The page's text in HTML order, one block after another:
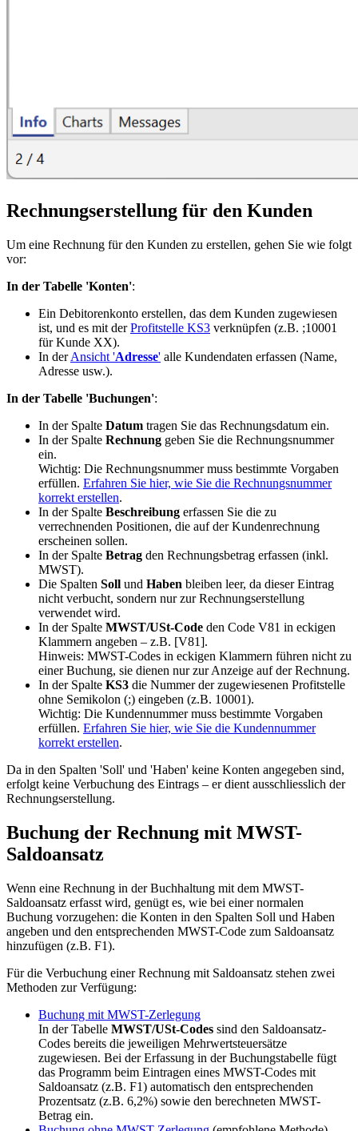
Rechnungserstellung für den Kunden
Um eine Rechnung für den Kunden zu erstellen, gehen Sie wie folgt
vor:
In der Tabelle 'Konten':
Ein Debitorenkonto erstellen, das dem Kunden zugewiesen
ist, und es mit derProfitstelle KS3 verknüpfen (z.B. ;10001
für Kunde XX).
In derAnsicht 'Adresse' alle Kundendaten erfassen (Name,
Adresse usw.).
In der Tabelle 'Buchungen':
In der Spalte Datum tragen Sie das Rechnungsdatum ein.
In der Spalte Rechnung geben Sie die Rechnungsnummer
ein.
Wichtig: Die Rechnungsnummer muss bestimmte Vorgaben
erfüllen. Erfahren Sie hier, wie Sie die Rechnungsnummer
korrekt erstellen.
In der Spalte Beschreibung erfassen Sie die zu
verrechnenden Positionen, die auf der Kundenrechnung
erscheinen sollen.
In der Spalte Betrag den Rechnungsbetrag erfassen (inkl.
MWST).
Die Spalten Soll und Haben bleiben leer, da dieser Eintrag
nicht verbucht, sondern nur zur Rechnungserstellung
verwendet wird.
In der Spalte MWST/USt-Code den Code V81 in eckigen
Klammern angeben – z.B. [V81].
Hinweis: MWST-Codes in eckigen Klammern führen nicht zu
einer Buchung, sie dienen nur zur Anzeige auf der Rechnung.
In der Spalte KS3 die Nummer der zugewiesenen Profitstelle
ohne Semikolon (;) eingeben (z.B. 10001).
Wichtig: Die Kundennummer muss bestimmte Vorgaben
erfüllen. Erfahren Sie hier, wie Sie die Kundennummer
korrekt erstellen.
Da in den Spalten 'Soll' und 'Haben' keine Konten angegeben sind,
erfolgt keine Verbuchung des Eintrags – er dient ausschliesslich der
Rechnungserstellung.
Buchung der Rechnung mit MWST-
Saldoansatz
Wenn eine Rechnung in der Buchhaltung mit dem MWST-
Saldoansatz erfasst wird, genügt es, wie bei einer normalen
Buchung vorzugehen: die Konten in den Spalten Soll und Haben
angeben und den entsprechenden MWST-Code zum Saldoansatz
hinzufügen (z.B. F1).
Für die Verbuchung einer Rechnung mit Saldoansatz stehen zwei
Methoden zur Verfügung:
Buchung mit MWST-Zerlegung
In der Tabelle MWST/USt-Codes sind den Saldoansatz-
Codes bereits die jeweiligen Mehrwertsteuersätze
zugewiesen. Bei der Erfassung in der Buchungstabelle fügt
das Programm beim Eintragen eines MWST-Codes mit
Saldoansatz (z.B. F1) automatisch den entsprechenden
Prozentsatz (z.B. 6,2%) sowie den berechneten MWST-
Betrag ein.